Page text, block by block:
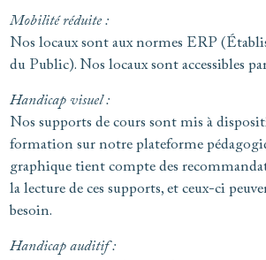
Mobilité réduite :
Nos locaux sont aux normes ERP
du Public). Nos locaux sont accessibles par
Handicap visuel :
Nos supports de cours sont mis à
formation sur notre plateforme
graphique tient compte des
la lecture de ces supports, et ceux-ci
besoin.
Handicap auditif :